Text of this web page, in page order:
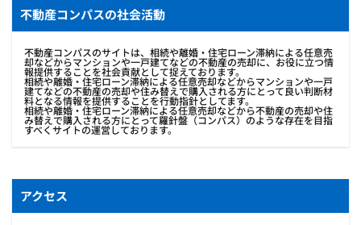
不動産コンパスの社会活動
不動産コンパスのサイトは、相続や離婚・住宅ローン滞納による任意売
却などからマンションや一戸建てなどの不動産の売却に、お役に立つ情
報提供することを社会貢献として捉えております。
相続や離婚・住宅ローン滞納による任意売却などからマンションや一戸
建てなどの不動産の売却や住み替えで購入される方にとって良い判断材
料となる情報を提供することを行動指針としてます。
相続や離婚・住宅ローン滞納による任意売却などから不動産の売却や住
み替えで購入される方にとって羅針盤（コンパス）のような存在を目指
すべくサイトの運営しております。
アクセス